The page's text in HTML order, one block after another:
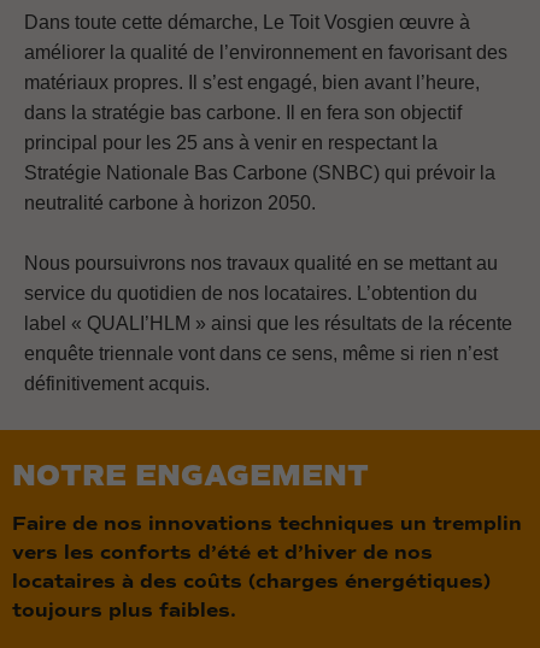
Dans toute cette démarche, Le Toit Vosgien œuvre à
améliorer la qualité de l’environnement en favorisant des
matériaux propres. Il s’est engagé, bien avant l’heure,
dans la stratégie bas carbone. Il en fera son objectif
principal pour les 25 ans à venir en respectant la
Stratégie Nationale Bas Carbone (SNBC) qui prévoir la
neutralité carbone à horizon 2050.
Nous poursuivrons nos travaux qualité en se mettant au
service du quotidien de nos locataires. L’obtention du
label « QUALI’HLM » ainsi que les résultats de la récente
enquête triennale vont dans ce sens, même si rien n’est
définitivement acquis.
NOTRE ENGAGEMENT
Faire de nos innovations techniques un tremplin
vers les conforts d’été et d’hiver de nos
locataires à des coûts (charges énergétiques)
toujours plus faibles.